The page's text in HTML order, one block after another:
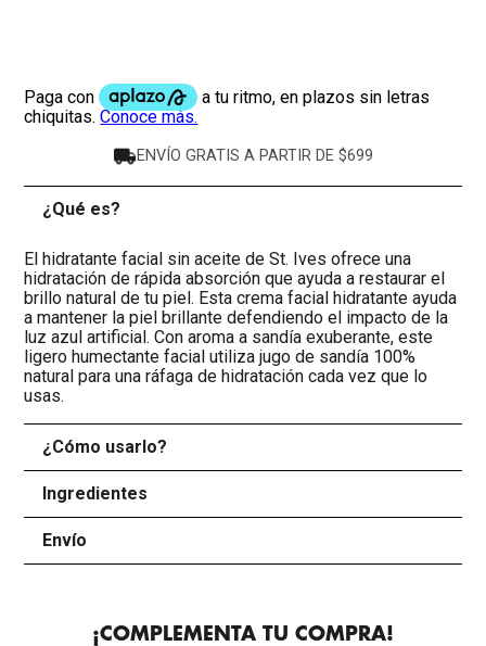
ENVÍO GRATIS A PARTIR DE $699
¿Qué es?
El hidratante facial sin aceite de St. Ives ofrece una
hidratación de rápida absorción que ayuda a restaurar el
brillo natural de tu piel. Esta crema facial hidratante ayuda
a mantener la piel brillante defendiendo el impacto de la
luz azul artificial. Con aroma a sandía exuberante, este
ligero humectante facial utiliza jugo de sandía 100%
natural para una ráfaga de hidratación cada vez que lo
usas.
¿Cómo usarlo?
Ingredientes
Envío
¡COMPLEMENTA TU COMPRA!